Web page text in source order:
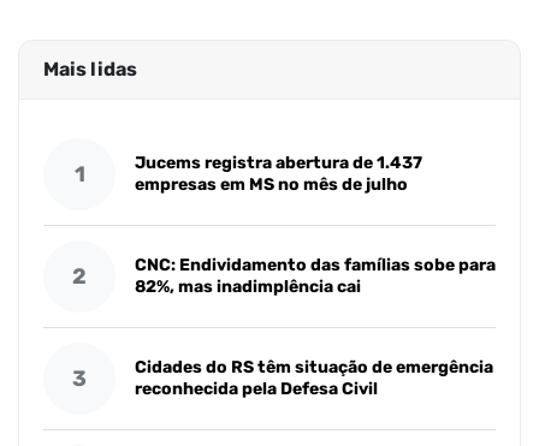
Mais lidas
1
Jucems registra abertura de 1.437
empresas em MS no mês de julho
2
CNC: Endividamento das famílias sobe para
82%, mas inadimplência cai
3
Cidades do RS têm situação de emergência
reconhecida pela Defesa Civil